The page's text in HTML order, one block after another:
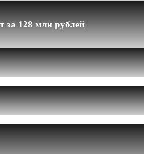
за 128 млн рублей